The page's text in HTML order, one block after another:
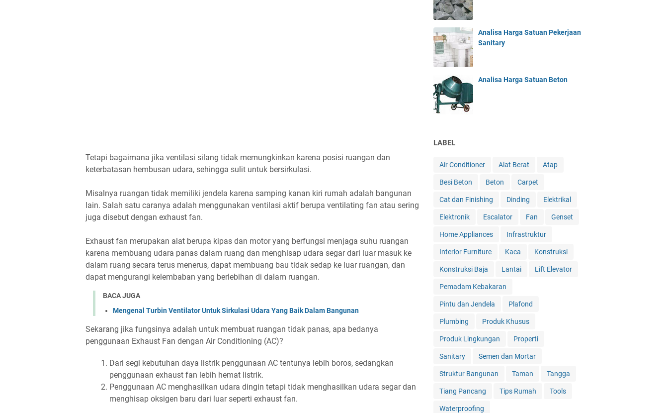
Tetapi bagaimana jika ventilasi silang tidak memungkinkan karena posisi ruangan dan
keterbatasan hembusan udara, sehingga sulit untuk bersirkulasi.
Misalnya ruangan tidak memiliki jendela karena samping kanan kiri rumah adalah bangunan
lain. Salah satu caranya adalah menggunakan ventilasi aktif berupa ventilating fan atau sering
juga disebut dengan exhaust fan.
Exhaust fan merupakan alat berupa kipas dan motor yang berfungsi menjaga suhu ruangan
karena membuang udara panas dalam ruang dan menghisap udara segar dari luar masuk ke
dalam ruang secara terus menerus, dapat membuang bau tidak sedap ke luar ruangan, dan
dapat mengurangi kelembaban yang berlebihan di dalam ruangan.
BACA JUGA
Mengenal Turbin Ventilator Untuk Sirkulasi Udara Yang Baik Dalam Bangunan
Sekarang jika fungsinya adalah untuk membuat ruangan tidak panas, apa bedanya
penggunaan Exhaust Fan dengan Air Conditioning (AC)?
Dari segi kebutuhan daya listrik penggunaan AC tentunya lebih boros, sedangkan
penggunaan exhaust fan lebih hemat listrik.
Penggunaan AC menghasilkan udara dingin tetapi tidak menghasilkan udara segar dan
menghisap oksigen baru dari luar seperti exhaust fan.
Analisa Harga Satuan Pekerjaan
Sanitary
Analisa Harga Satuan Beton
LABEL
Air Conditioner Alat Berat Atap
Besi Beton Beton Carpet
Cat dan Finishing Dinding Elektrikal
Elektronik Escalator Fan Genset
Home Appliances Infrastruktur
Interior Furniture Kaca Konstruksi
Konstruksi Baja Lantai Lift Elevator
Pemadam Kebakaran
Pintu dan Jendela Plafond
Plumbing Produk Khusus
Produk Lingkungan Properti
Sanitary Semen dan Mortar
Struktur Bangunan Taman Tangga
Tiang Pancang Tips Rumah Tools
Waterproofing